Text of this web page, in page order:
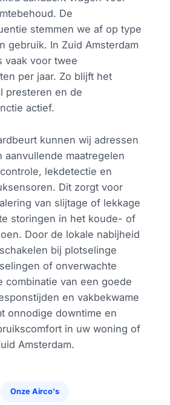
De
stemmen we af op type
gebruik. In Zuid Amsterdam
vaak voor twee
per jaar. Zo blijft het
presteren en de
actief.
kunnen wij adressen
aanvullende maatregelen
lekdetectie en
Dit zorgt voor
van slijtage of lekkage
storingen in het koude- of
Door de lokale nabijheid
bij plotselinge
of onverwachte
combinatie van een goede
en vakbekwame
onnodige downtime en
in uw woning of
Amsterdam.
Onze Airco's